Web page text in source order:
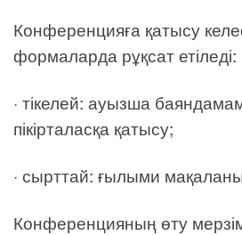
Конференцияға қатысу
формаларда рұқсат етіледі:
· тікелей: ауызша
пікірталасқа қатысу;
· сырттай: ғылыми
Конференцияның өту